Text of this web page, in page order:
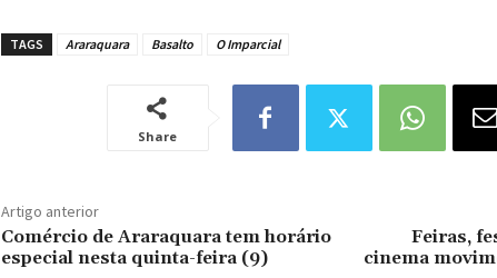
TAGS Araraquara Basalto O Imparcial
Share
Artigo anterior
Comércio de Araraquara tem horário
especial nesta quinta-feira (9)
Feiras,
cinema